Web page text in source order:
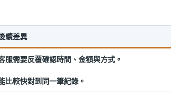
續差異
服需要反覆確認時間、金額與方式。
比較快對到同一筆紀錄。